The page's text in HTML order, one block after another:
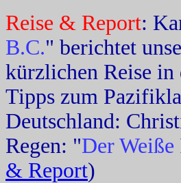
Reise & Report:
B.C." berichtet
kürzlichen Reise in
Tipps zum
Deutschland:
Regen: "Der
& Report)